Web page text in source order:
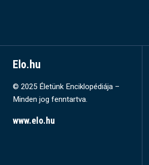
Elo.hu
© 2025 Életünk Enciklopédiája –
Minden jog fenntartva.
www.elo.hu